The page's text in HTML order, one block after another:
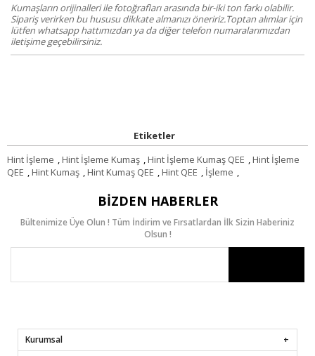
Kumaşların orijinalleri ile fotoğrafları arasında bir-iki ton farkı olabilir.
Sipariş verirken bu hususu dikkate almanızı öneririz.Toptan alımlar için
lütfen whatsapp hattımızdan ya da diğer telefon numaralarımızdan
iletişime geçebilirsiniz.
Etiketler
Hint İşleme ,Hint İşleme Kumaş ,Hint İşleme Kumaş QEE ,Hint İşleme
QEE ,Hint Kumaş ,Hint Kumaş QEE ,Hint QEE , İşleme ,
BIZDEN HABERLER
Bültenimize Üye Olun ! Tüm İndirim ve Fırsatlardan İlk Sizin Haberiniz
Olsun !
Kurumsal